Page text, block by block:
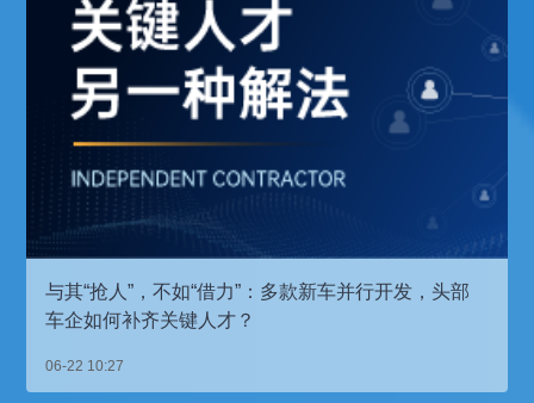
与其“抢人”，不如“借力”：多款新车并行开发，头部
车企如何补齐关键人才？
06-22 10:27